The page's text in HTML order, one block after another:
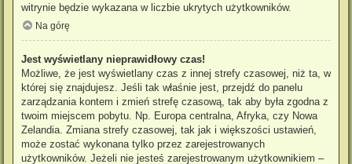
witrynie będzie wykazana w liczbie ukrytych użytkowników.
Na górę
Jest wyświetlany nieprawidłowy czas!
Możliwe, że jest wyświetlany czas z innej strefy czasowej, niż ta, w
której się znajdujesz. Jeśli tak właśnie jest, przejdź do panelu
zarządzania kontem i zmień strefę czasową, tak aby była zgodna z
twoim miejscem pobytu. Np. Europa centralna, Afryka, czy Nowa
Zelandia. Zmiana strefy czasowej, tak jak i większości ustawień,
może zostać wykonana tylko przez zarejestrowanych
użytkowników. Jeżeli nie jesteś zarejestrowanym użytkownikiem –